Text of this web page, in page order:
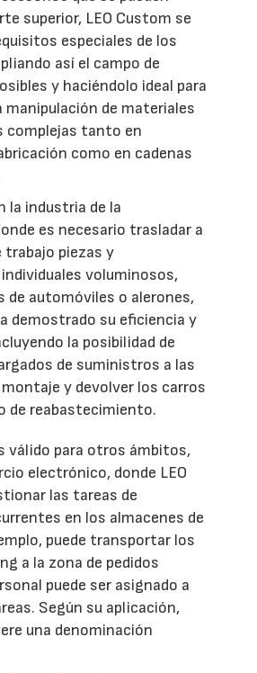
superior, LEO Custom se
especiales de los
así el campo de
y haciéndolo ideal para
de materiales
complejas tanto en
como en cadenas
la industria de la
es necesario trasladar a
trabajo piezas y
voluminosos,
de automóviles o alerones,
demostrado su eficiencia y
la posibilidad de
de suministros a las
y devolver los carros
de reabastecimiento.
válido para otros ámbitos,
electrónico, donde LEO
las tareas de
en los almacenes de
puede transportar los
a la zona de pedidos
puede ser asignado a
Según su aplicación,
una denominación